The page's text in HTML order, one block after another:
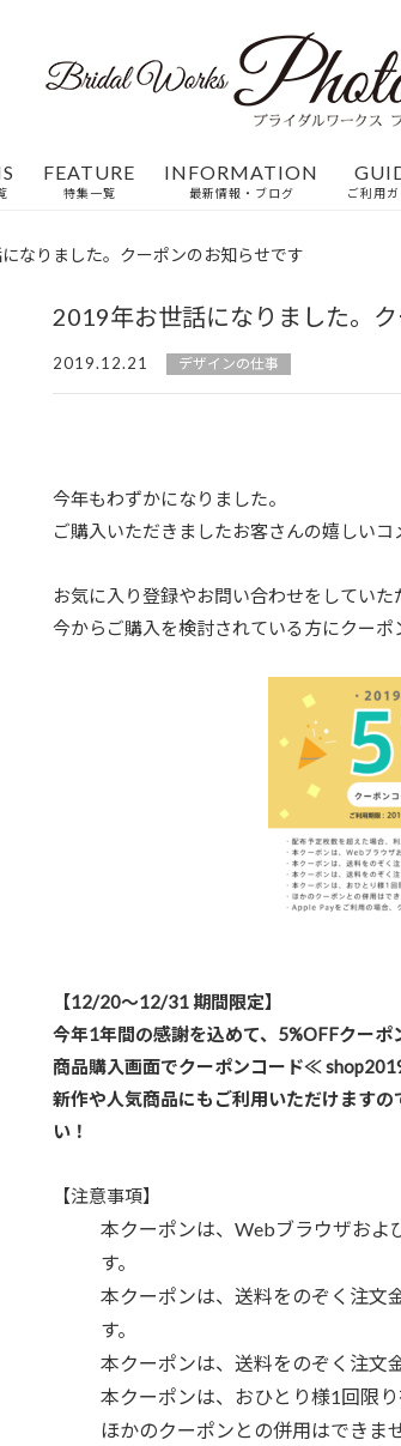
FEATURE
特集一覧
INFORMATION
最新情報・ブログ ご利用ガ
なりました。クーポンのお知らせです
2019年お世話になりました。
2019.12.21 デザインの仕事
今年もわずかになりました。
ご購入いただきましたお客さんの嬉しい
お気に入り登録やお問い合わせをしていた
今からご購入を検討されている方にクーポ
【12/20～12/31 期間限定】
今年1年間の感謝を込めて、5%OFFクー
商品購入画面でクーポンコード≪
新作や人気商品にもご利用いただけます
い！
【注意事項】
本クーポンは、Webブラウザおよ
す。
本クーポンは、送料をのぞく注文
す。
本クーポンは、送料をのぞく注文
本クーポンは、おひとり様1回限り
ほかのクーポンとの併用はできま